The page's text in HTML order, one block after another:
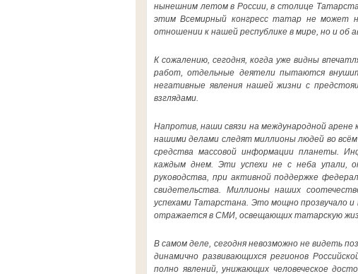
нынешним летом в России, в столице
этим Всемирный конгресс татар не может
отношении к нашей республике в мире, но и
К сожалению, сегодня, когда уже видны
работ, отдельные деятели пытаются
негативные явления нашей жизни с
взглядами.
Напротив, наши связи на международной
нашими делами следят миллионы людей во
средства массовой информации планеты.
каждым днем. Эти успехи не с неба упали,
руководства, при активной поддержке
свидетельства. Миллионы наших
успехами Татарстана. Это мощно прозвучало
отражается в СМИ, освещающих татарскую
В самом деле, сегодня невозможно не видеть
динамично развивающихся регионов
полно явлений, унижающих человеческое